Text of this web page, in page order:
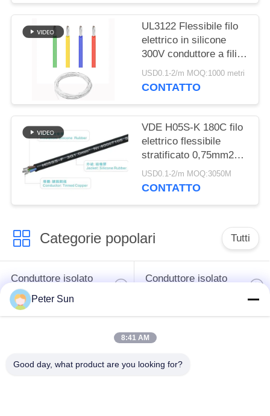
UL3122 Flessibile filo
elettrico in silicone
300V conduttore a fili
rosso nero bianco
colore
USD0.1-2/m MOQ:1000 metri
CONTATTO
VDE H05S-K 180C filo
elettrico flessibile
stratificato 0,75mm2
750V conduttore di
rame in scatola
USD0.1-2/m MOQ:3050M
CONTATTO
Categorie popolari Tutti
Conduttore isolato
flessibile
Conduttore isolato
Cavo della batteria
Peter Sun
8:41 AM
Good day, what product are you looking for?